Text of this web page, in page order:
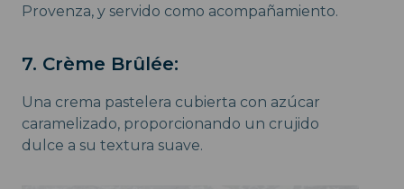
Provenza, y servido como acompañamiento.
7. Crème Brûlée:
Una crema pastelera cubierta con azúcar
caramelizado, proporcionando un crujido
dulce a su textura suave.